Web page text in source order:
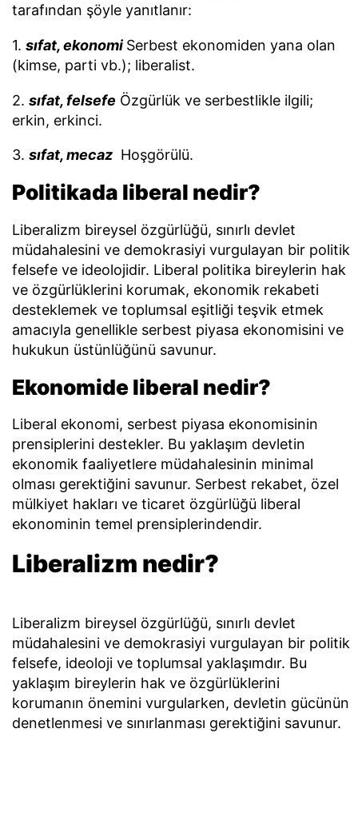
tarafından şöyle yanıtlanır:
1. sıfat, ekonomi Serbest ekonomiden yana olan
(kimse, parti vb.); liberalist.
2. sıfat, felsefe Özgürlük ve serbestlikle ilgili;
erkin, erkinci.
3. sıfat, mecaz Hoşgörülü.
Politikada liberal nedir?
Liberalizm bireysel özgürlüğü, sınırlı devlet
müdahalesini ve demokrasiyi vurgulayan bir politik
felsefe ve ideolojidir. Liberal politika bireylerin hak
ve özgürlüklerini korumak, ekonomik rekabeti
desteklemek ve toplumsal eşitliği teşvik etmek
amacıyla genellikle serbest piyasa ekonomisini ve
hukukun üstünlüğünü savunur.
Ekonomide liberal nedir?
Liberal ekonomi, serbest piyasa ekonomisinin
prensiplerini destekler. Bu yaklaşım devletin
ekonomik faaliyetlere müdahalesinin minimal
olması gerektiğini savunur. Serbest rekabet, özel
mülkiyet hakları ve ticaret özgürlüğü liberal
ekonominin temel prensiplerindendir.
Liberalizm nedir?
Liberalizm bireysel özgürlüğü, sınırlı devlet
müdahalesini ve demokrasiyi vurgulayan bir politik
felsefe, ideoloji ve toplumsal yaklaşımdır. Bu
yaklaşım bireylerin hak ve özgürlüklerini
korumanın önemini vurgularken, devletin gücünün
denetlenmesi ve sınırlanması gerektiğini savunur.